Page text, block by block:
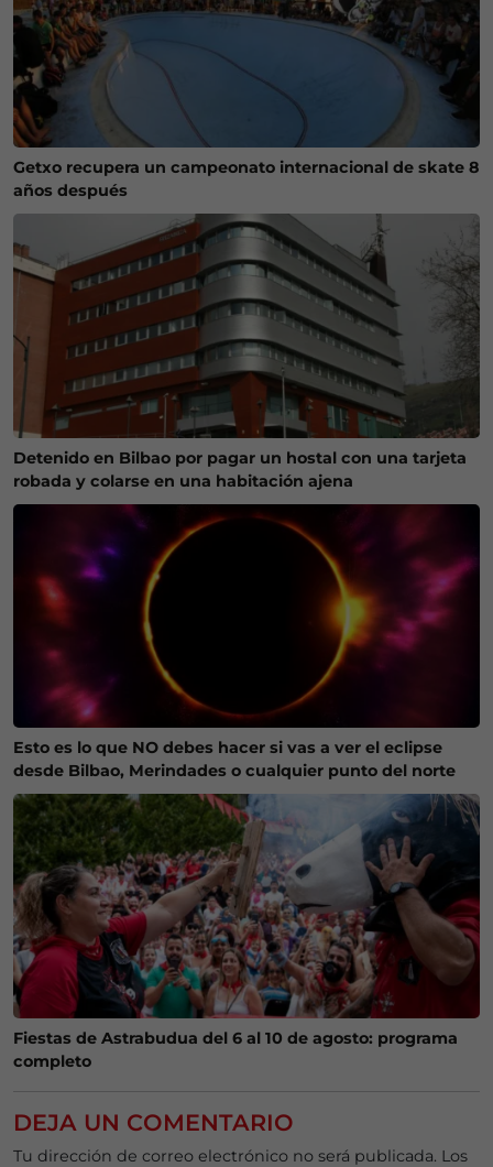
Getxo recupera un campeonato internacional de skate 8
años después
Detenido en Bilbao por pagar un hostal con una tarjeta
robada y colarse en una habitación ajena
Esto es lo que NO debes hacer si vas a ver el eclipse
desde Bilbao, Merindades o cualquier punto del norte
Fiestas de Astrabudua del 6 al 10 de agosto: programa
completo
DEJA UN COMENTARIO
Tu dirección de correo electrónico no será publicada. Los